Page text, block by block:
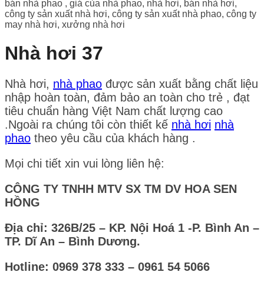
Nhà hơi 37
Nhà hơi, nhà phao được sản xuất bằng chất liệu
nhập hoàn toàn, đảm bảo an toàn cho trẻ , đạt
tiêu chuẩn hàng Việt Nam chất lượng cao
.Ngoài ra chúng tôi còn thiết kế nhà hơi nhà
phao theo yêu cầu của khách hàng .
Mọi chi tiết xin vui lòng liên hệ:
CÔNG TY TNHH MTV SX TM DV HOA SEN
HỒNG
Địa chỉ: 326B/25 – KP. Nội Hoá 1 -P. Bình An –
TP. Dĩ An – Bình Dương.
Hotline: 0969 378 333 – 0961 54 5066